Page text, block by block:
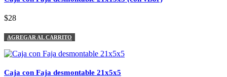
$28
AGREGAR AL CARRITO
Caja con Faja desmontable 21x5x5